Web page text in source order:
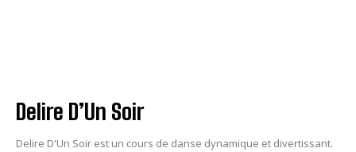
Delire D’Un Soir
Delire D'Un Soir est un cours de danse dynamique et divertissant.